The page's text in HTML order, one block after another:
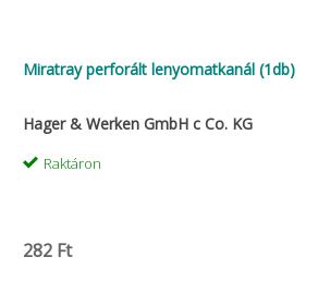
Miratray perforált lenyomatkanál (1db)
Hager & Werken GmbH c Co. KG
Raktáron
282 Ft